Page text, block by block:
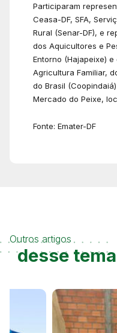
Participaram
Ceasa-DF, SFA,
Rural (Senar-DF), e
dos Aquicultores e
Entorno (Hajapeixe)
Agricultura Familiar,
do Brasil
Mercado do Peixe,
Fonte: Emater-DF
Outros artigos
desse tema